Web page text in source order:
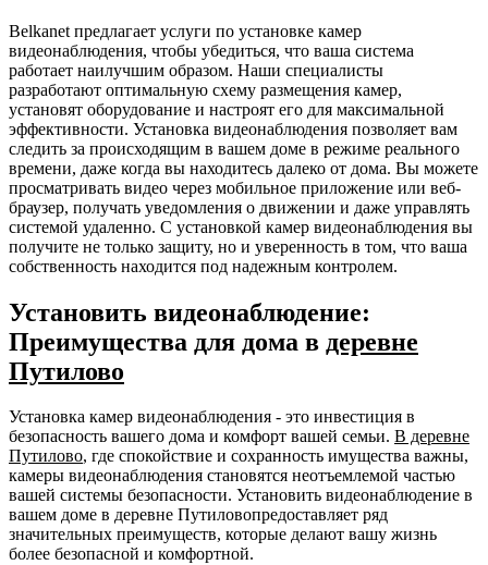
Belkanet предлагает услуги по установке камер
видеонаблюдения, чтобы убедиться, что ваша система
работает наилучшим образом. Наши специалисты
разработают оптимальную схему размещения камер,
установят оборудование и настроят его для максимальной
эффективности. Установка видеонаблюдения позволяет вам
следить за происходящим в вашем доме в режиме реального
времени, даже когда вы находитесь далеко от дома. Вы можете
просматривать видео через мобильное приложение или веб-
браузер, получать уведомления о движении и даже управлять
системой удаленно. С установкой камер видеонаблюдения вы
получите не только защиту, но и уверенность в том, что ваша
собственность находится под надежным контролем.
Установить видеонаблюдение:
Преимущества для дома в деревне
Путилово
Установка камер видеонаблюдения - это инвестиция в
безопасность вашего дома и комфорт вашей семьи. В деревне
Путилово, где спокойствие и сохранность имущества важны,
камеры видеонаблюдения становятся неотъемлемой частью
вашей системы безопасности. Установить видеонаблюдение в
вашем доме в деревне Путиловопредоставляет ряд
значительных преимуществ, которые делают вашу жизнь
более безопасной и комфортной.